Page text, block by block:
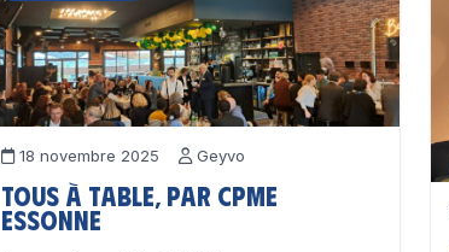
18 novembre 2025 Geyvo
Tous à table, par CPME
Essonne